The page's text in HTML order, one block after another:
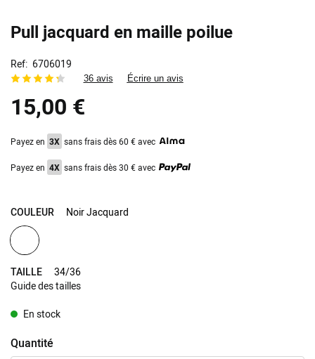
Pull jacquard en maille poilue
Ref 6706019
36 avis Écrire un avis
15,00 €
Payez en 3X sans frais dès 60 € avec
Payez en 4X sans frais dès 30 € avec
COULEUR Noir Jacquard
TAILLE
34/36
Guide des tailles
En stock
Quantité